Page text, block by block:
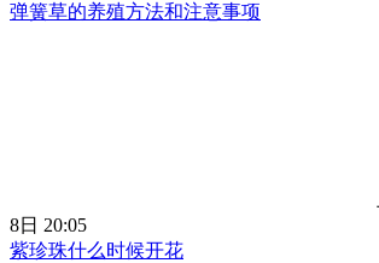
弹簧草的养殖方法和注意事项
8日 20:05
紫珍珠什么时候开花